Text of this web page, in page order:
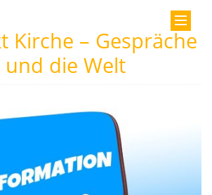
Kirche – Gespräche
die Welt